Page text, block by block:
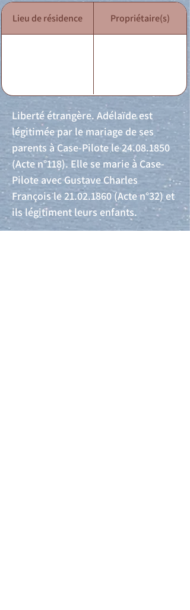
Lieu de résidence Propriétaire(s)
Liberté étrangère. Adélaïde est
légitimée par le mariage de ses
parents à Case-Pilote le24.08.1850
(Acte n°118). Elle se marie à Case-
Pilote avec Gustave Charles
François le21.02.1860(Acte n°32) et
ils légitiment leurs enfants.